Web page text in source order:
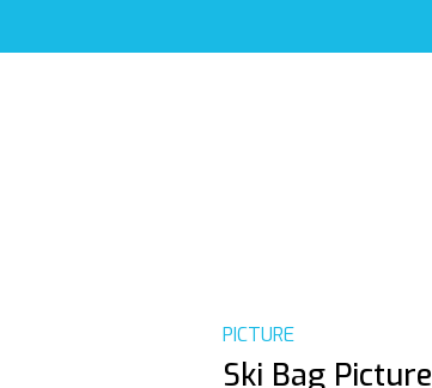
PICTURE
Ski Bag Picture